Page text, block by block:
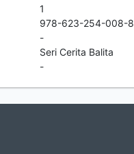
1
978-623-254-008-8
-
Seri Cerita Balita
-